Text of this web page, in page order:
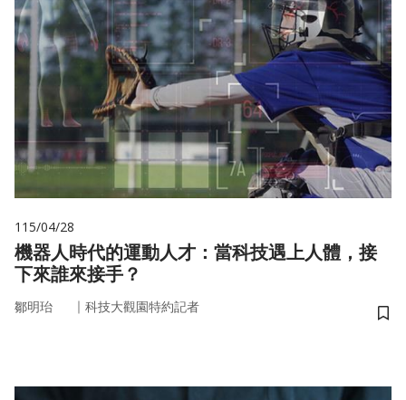
115/04/28
機器人時代的運動人才：當科技遇上人體，接
下來誰來接手？
鄒明珆 ｜ 科技大觀園特約記者
儲